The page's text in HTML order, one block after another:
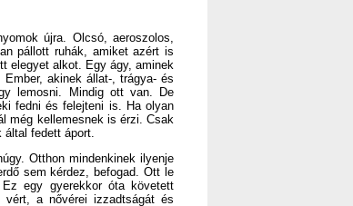
újra. Olcsó, aeroszolos,
pállott ruhák, amiket azért is
elegyet alkot. Egy ágy, aminek
akinek állat-, trágya- és
lemosni. Mindig ott van. De
fedni és felejteni is. Ha olyan
még kellemesnek is érzi. Csak
fedett áport.
Otthon mindenkinek ilyenje
sem kérdez, befogad. Ott le
egy gyerekkor óta követett
a nővérei izzadtságát és